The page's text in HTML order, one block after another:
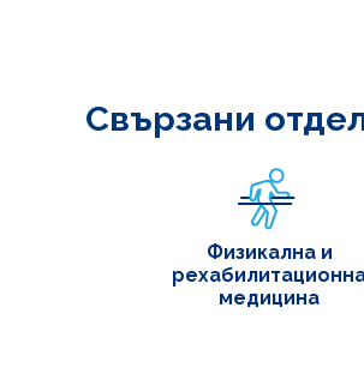
Свързани
Физикална и
медицина